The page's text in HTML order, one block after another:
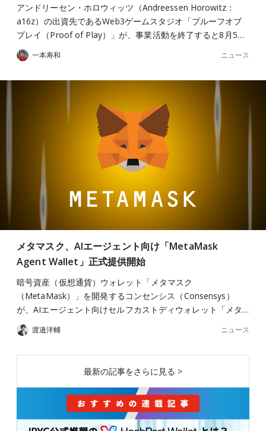
アンドリーセン・ホロウィッツ（Andreessen Horowitz：
a16z）の出資先であるWeb3ゲームスタジオ「プルーフオブ
プレイ（Proof of Play）」が、事業活動を終了すると8月5…
一本寿和 ニュース
メタマスク、AIエージェント向け「MetaMask
Agent Wallet」正式提供開始
暗号資産（仮想通貨）ウォレット「メタマスク
（MetaMask）」を開発するコンセンシス（Consensys）
が、AIエージェント向けセルフカストディウォレット「メタ…
渡邉洋輔 ニュース
最新の記事をさらに見る >